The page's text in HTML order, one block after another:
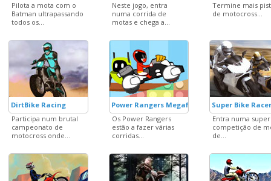
Pilota a mota com o
Batman ultrapassando
todos os...
Neste jogo, entra
numa corrida de
motas e chega a...
Termine mais
de motocross...
DirtBike Racing
Participa num brutal
campeonato de
motocross onde...
Power Rangers Megaforce Toy
Os Power Rangers
estão a fazer várias
corridas...
Super Bike Racer
Entra numa super
competição de
de...